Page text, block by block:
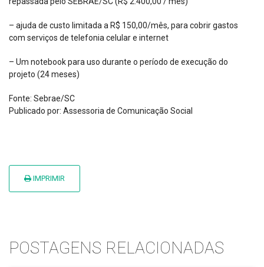
– ajuda de custo limitada a R$ 150,00/mês, para cobrir gastos
com serviços de telefonia celular e internet
– Um notebook para uso durante o período de execução do
projeto (24 meses)
Fonte: Sebrae/SC
Publicado por: Assessoria de Comunicação Social
IMPRIMIR
POSTAGENS RELACIONADAS